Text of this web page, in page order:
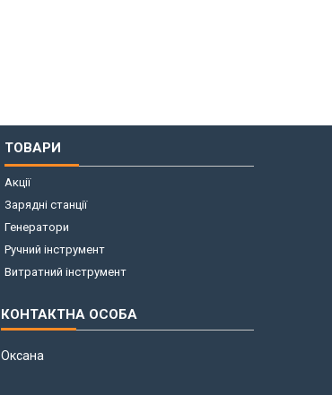
ТОВАРИ
Акції
Зарядні станції
Генератори
Ручний інструмент
Витратний інструмент
Оксана